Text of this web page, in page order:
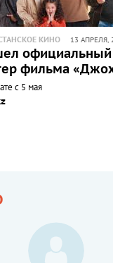
КИНО 13 АПРЕЛЯ,
официальный
фильма
с 5 мая